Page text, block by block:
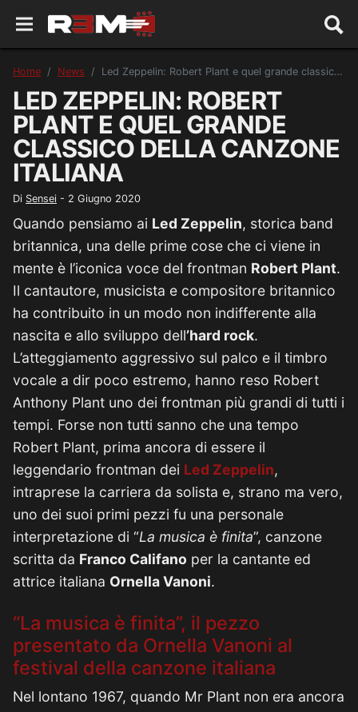
Home News Led Zeppelin: Robert Plant e quel grande classico della canzone italiana
LED ZEPPELIN: ROBERT
PLANT E QUEL GRANDE
CLASSICO DELLA CANZONE
ITALIANA
Di Sensei - 2 Giugno 2020
Quando pensiamo ai Led Zeppelin, storica band
britannica, una delle prime cose che ci viene in
mente è l’iconica voce del frontman Robert Plant.
Il cantautore, musicista e compositore britannico
ha contribuito in un modo non indifferente alla
nascita e allo sviluppo dell’hard rock.
L’atteggiamento aggressivo sul palco e il timbro
vocale a dir poco estremo, hanno reso Robert
Anthony Plant uno dei frontman più grandi di tutti i
tempi. Forse non tutti sanno che una tempo
Robert Plant, prima ancora di essere il
leggendario frontman dei Led Zeppelin,
intraprese la carriera da solista e, strano ma vero,
uno dei suoi primi pezzi fu una personale
interpretazione di “La musica è finita”, canzone
scritta da Franco Califano per la cantante ed
attrice italiana Ornella Vanoni.
“La musica è finita”, il pezzo
presentato da Ornella Vanoni al
festival della canzone italiana
Nel lontano 1967, quando Mr Plant non era ancora